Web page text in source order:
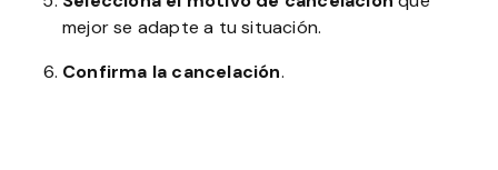
mejor se adapte a tu situación.
Confirma la cancelación.